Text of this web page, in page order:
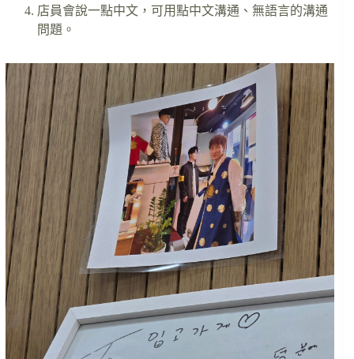
店員會說一點中文，可用點中文溝通、無語言的溝通
問題。